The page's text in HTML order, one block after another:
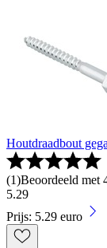
Houtdraadbout
(1)Beoordeeld met
5.29
Prijs: 5.29 euro